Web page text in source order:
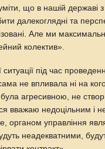
що в нашій
далекоглядні та
Але ми
колектив».
під час
не впливала ні на кого
агресивною, не
вважаю недоцільним і
органом управління
неадекватними,